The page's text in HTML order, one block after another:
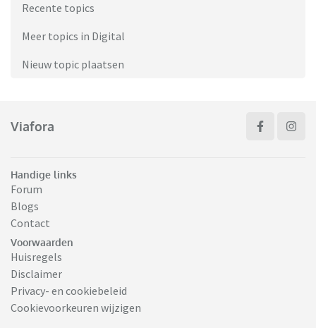
Recente topics
Meer topics in Digital
Nieuw topic plaatsen
Viafora
Handige links
Forum
Blogs
Contact
Voorwaarden
Huisregels
Disclaimer
Privacy- en cookiebeleid
Cookievoorkeuren wijzigen